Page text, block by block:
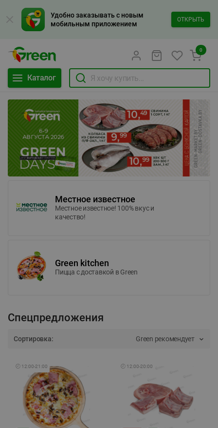
Удобно заказывать с новым
мобильным приложением
ОТКРЫТЬ
Каталог
0
Местное известное
Местное известное! 100% вкус и
качество!
Green kitchen
Пицца c доставкой в Green
Спецпредложения
Сортировка: Green рекомендует
🕘 12:00-21:00 🕘 12:00-20:00